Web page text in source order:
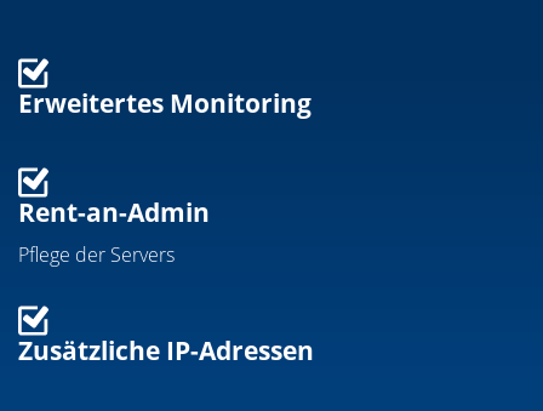
Erweitertes Monitoring
Rent-an-Admin
Pflege der Servers​
Zusätzliche IP-Adressen